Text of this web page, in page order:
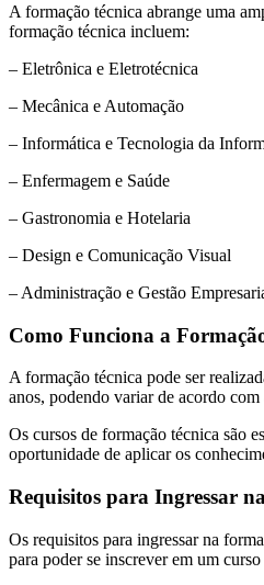
A formação técnica abrange uma
formação técnica incluem:
– Eletrônica e Eletrotécnica
– Mecânica e Automação
– Informática e Tecnologia da
– Enfermagem e Saúde
– Gastronomia e Hotelaria
– Design e Comunicação Visual
– Administração e Gestão
Como Funciona a
A formação técnica pode ser
anos, podendo variar de acordo com
Os cursos de formação técnica são
oportunidade de aplicar os
Requisitos para Ingressar
Os requisitos para ingressar na
para poder se inscrever em um